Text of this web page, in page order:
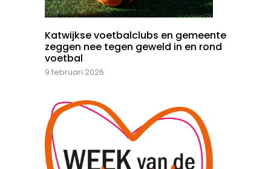
Katwijkse voetbalclubs en gemeente
zeggen nee tegen geweld in en rond
voetbal
9 februari 2026